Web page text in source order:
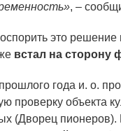
, –
это
встал на сторону
года и. о.
проверку объекта
(Дворец